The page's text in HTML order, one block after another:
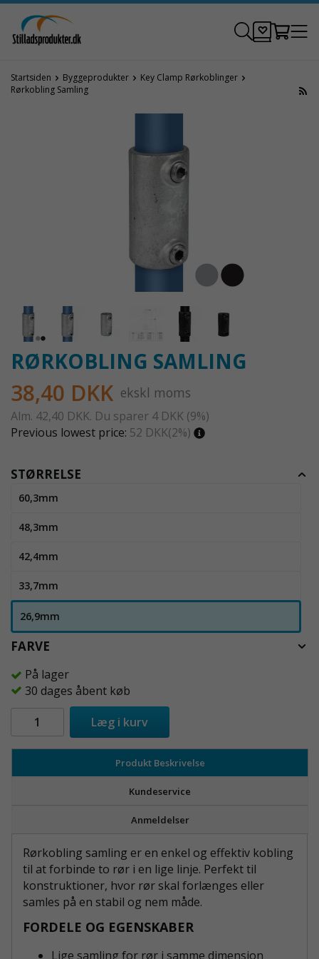
Startsiden Byggeprodukter
Key Clamp Rørkoblinger
Rørkobling Samling
RØRKOBLING SAMLING
38,40 DKK ekskl moms
Alm. 42,40 DKK. Du sparer 4 DKK (9%)
Previous lowest price: 52 DKK(2%)
STØRRELSE
60,3mm
48,3mm
42,4mm
33,7mm
26,9mm
FARVE
På lager
30 dages åbent køb
Læg i kurv
Produkt Beskrivelse
Kundeservice
Anmeldelser
Rørkobling samling er en enkel og effektiv kobling
til at forbinde to rør i en lige linje. Perfekt til
konstruktioner, hvor rør skal forlænges eller
samles på en stabil og nem måde.
FORDELE OG EGENSKABER
Lige samling for rør i samme dimension